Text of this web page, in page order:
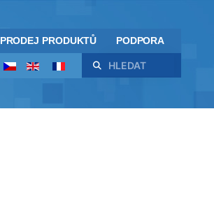
PRODEJ PRODUKTŮ PODPORA
Hledat